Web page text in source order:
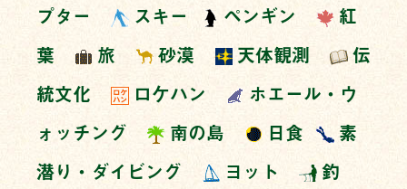
プター
スキー ペンギン
紅
葉
旅 砂漠 天体観測
伝
統文化
ロケハン
ホエール・ウ
ォッチング
南の島 日食
素
潜り・ダイビング
ヨット
釣